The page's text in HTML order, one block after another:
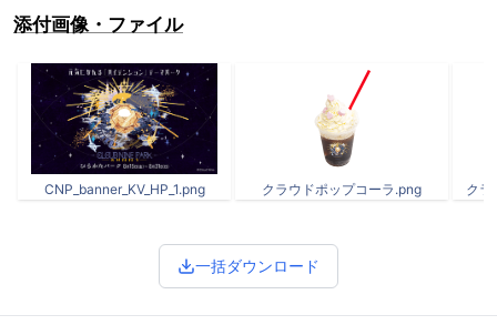
添付画像・ファイル
CNP_banner_KV_HP_1.png クラウドポップコーラ.png クラ
一括ダウンロード